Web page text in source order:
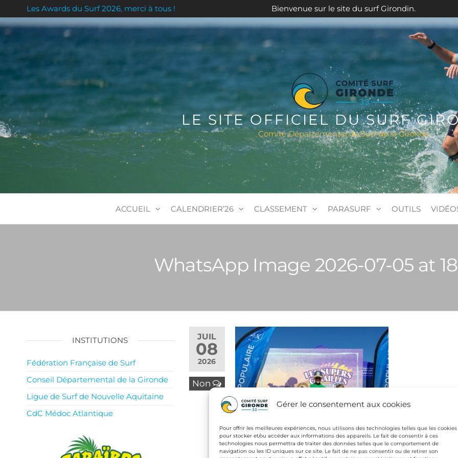
Gérer le consentement aux cookies
Pour offrir les meilleures expériences, nous utilisons des technologies telles que les cookies
pour stocker et/ou accéder aux informations des appareils. Le fait de consentir à ces
technologies nous permettra de traiter des données telles que le comportement de
navigation ou les ID uniques sur ce site. Le fait de ne pas consentir ou de retirer son
to
the
Les Awards du Surf 2026, merci à tous ! Bienvenue sur le site du surf Girondin.
LE SITE OFFICIEL DU SURF
Comité Départemental de Surf de la Gironde
ACCUEIL CALENDRIER’26 CLASSEMENT PARASURF OUTILS
WhatsApp Image 2026-07-05 at
JUIL
08
2026
Non
INSTITUTIONS
Fédération Française de Surf
Conseil Départemental de la Gironde
Ligue de Surf de Nouvelle Aquitaine
CdC Médoc Atlantique